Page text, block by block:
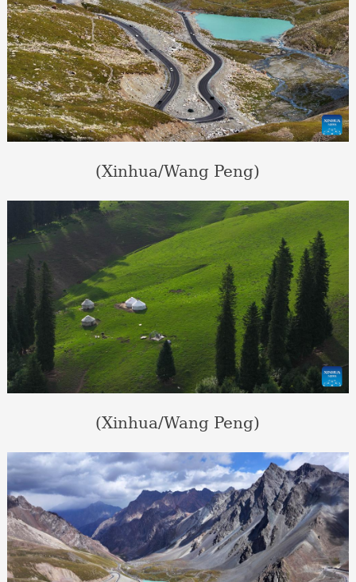
(Xinhua/Wang Peng)
(Xinhua/Wang Peng)